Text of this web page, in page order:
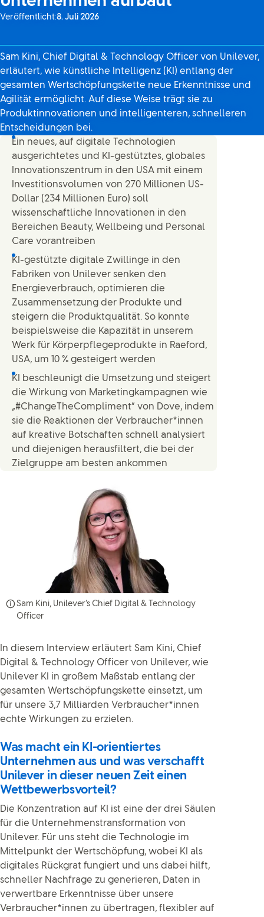
Veröffentlicht:8. Juli 2026
Sam Kini, Chief Digital & Technology Officer von Unilever,
erläutert, wie künstliche Intelligenz (KI) entlang der
gesamten Wertschöpfungskette neue Erkenntnisse und
Agilität ermöglicht. Auf diese Weise trägt sie zu
Produktinnovationen und intelligenteren, schnelleren
Entscheidungen bei.
Ein neues, auf digitale Technologien
ausgerichtetes und KI-gestütztes, globales
Innovationszentrum in den USA mit einem
Investitionsvolumen von 270 Millionen US-
Dollar (234 Millionen Euro) soll
wissenschaftliche Innovationen in den
Bereichen Beauty, Wellbeing und Personal
Care vorantreiben
KI-gestützte digitale Zwillinge in den
Fabriken von Unilever senken den
Energieverbrauch, optimieren die
Zusammensetzung der Produkte und
steigern die Produktqualität. So konnte
beispielsweise die Kapazität in unserem
Werk für Körperpflegeprodukte in Raeford,
USA, um 10 % gesteigert werden
KI beschleunigt die Umsetzung und steigert
die Wirkung von Marketingkampagnen wie
„#ChangeTheCompliment“ von Dove, indem
sie die Reaktionen der Verbraucher*innen
auf kreative Botschaften schnell analysiert
und diejenigen herausfiltert, die bei der
Zielgruppe am besten ankommen
Sam Kini, Unilever’s Chief Digital & Technology
Officer
In diesem Interview erläutert Sam Kini, Chief
Digital & Technology Officer von Unilever, wie
Unilever KI in großem Maßstab entlang der
gesamten Wertschöpfungskette einsetzt, um
für unsere 3,7 Milliarden Verbraucher*innen
echte Wirkungen zu erzielen.
Was macht ein KI-orientiertes
Unternehmen aus und was verschafft
Unilever in dieser neuen Zeit einen
Wettbewerbsvorteil?
Die Konzentration auf KI ist eine der drei Säulen
für die Unternehmenstransformation von
Unilever. Für uns steht die Technologie im
Mittelpunkt der Wertschöpfung, wobei KI als
digitales Rückgrat fungiert und uns dabei hilft,
schneller Nachfrage zu generieren, Daten in
verwertbare Erkenntnisse über unsere
Verbraucher*innen zu übertragen, flexibler auf